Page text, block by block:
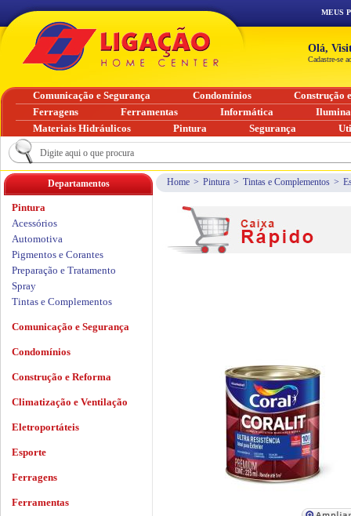
Home > Pintura > Tintas e Complementos >
Departamentos
Pintura
Acessórios
Automotiva
Pigmentos e Corantes
Preparação e Tratamento
Spray
Tintas e Complementos
Comunicação e Segurança
Condomínios
Construção e Reforma
Climatização e Ventilação
Eletroportáteis
Esporte
Ferragens
Ferramentas
MEUS
Olá,
Cadastre-se
Comunicação e Segurança Condomínios
Construção
Ferragens
Ferramentas Informática
Materiais Hidráulicos
Pintura Segurança